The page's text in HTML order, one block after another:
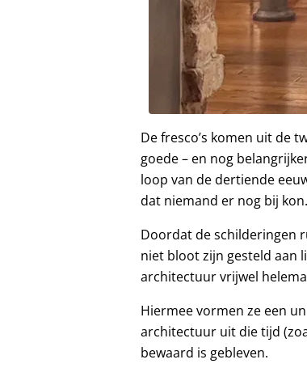
De fresco’s komen uit de
goede – en nog
loop van de dertiende
dat niemand er nog bij kon.
Doordat de schilderingen
niet bloot zijn gesteld aan
architectuur vrijwel
Hiermee vormen ze een
architectuur uit die tijd
bewaard is gebleven.